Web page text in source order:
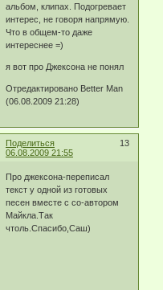
альбом, клипах. Подогревает
интерес, не говоря напрямую.
Что в общем-то даже
интереснее =)
я вот про Джексона не понял
Отредактировано Better Man
(06.08.2009 21:28)
Поделиться
13
06.08.2009 21:55
Про джексона-переписал
текст у одной из готовых
песен вместе с со-автором
Майкла.Так
чтоль.Спасибо,Саш)